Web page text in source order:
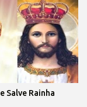
Salve Rainha